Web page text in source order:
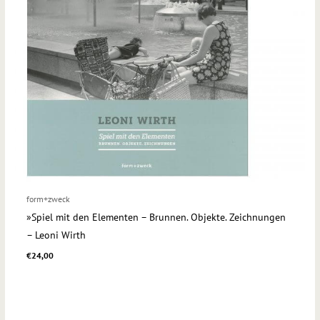
form+zweck
»Spiel mit den Elementen – Brunnen. Objekte. Zeichnungen
– Leoni Wirth
€24,00